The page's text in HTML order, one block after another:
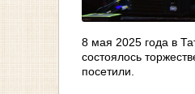
8 мая 2025 года в
состоялось
посетили.